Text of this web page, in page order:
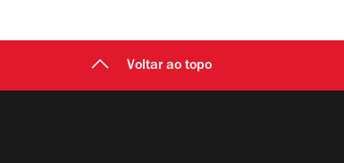
Voltar ao topo